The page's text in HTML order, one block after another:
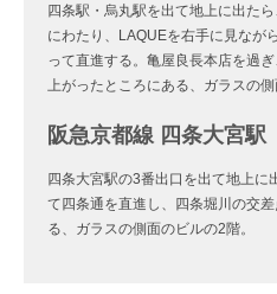
四条駅・烏丸駅を出て地上に出た
にわたり、LAQUEを右手に見なが
って直進する。亀屋良長本店を過
上がったところにある、ガラスの側
阪急京都線 四条大宮駅
四条大宮駅の3番出口を出て地上に
て四条通を直進し、四条堀川の交
る、ガラスの側面のビルの2階。